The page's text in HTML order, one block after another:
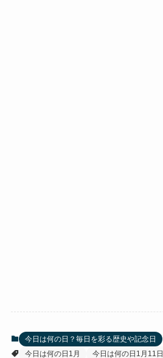
今日は何の日？毎日を彩る歴史や記念日
今日は何の日1月
今日は何の日1月11日